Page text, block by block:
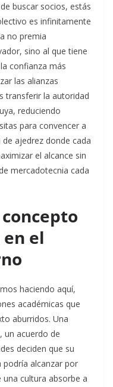
buscar socios, estás
es infinitamente
no premia
sino al que tiene
confianza más
las alianzas
transferir la autoridad
reduciendo
para convencer a
ajedrez donde cada
el alcance sin
mercadotecnia cada
el
haciendo aquí,
académicas que
aburridos. Una
un acuerdo de
deciden que su
podría alcanzar por
cultura absorbe a